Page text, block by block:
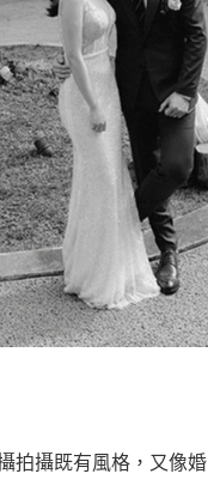
拍攝既有風格，又像婚